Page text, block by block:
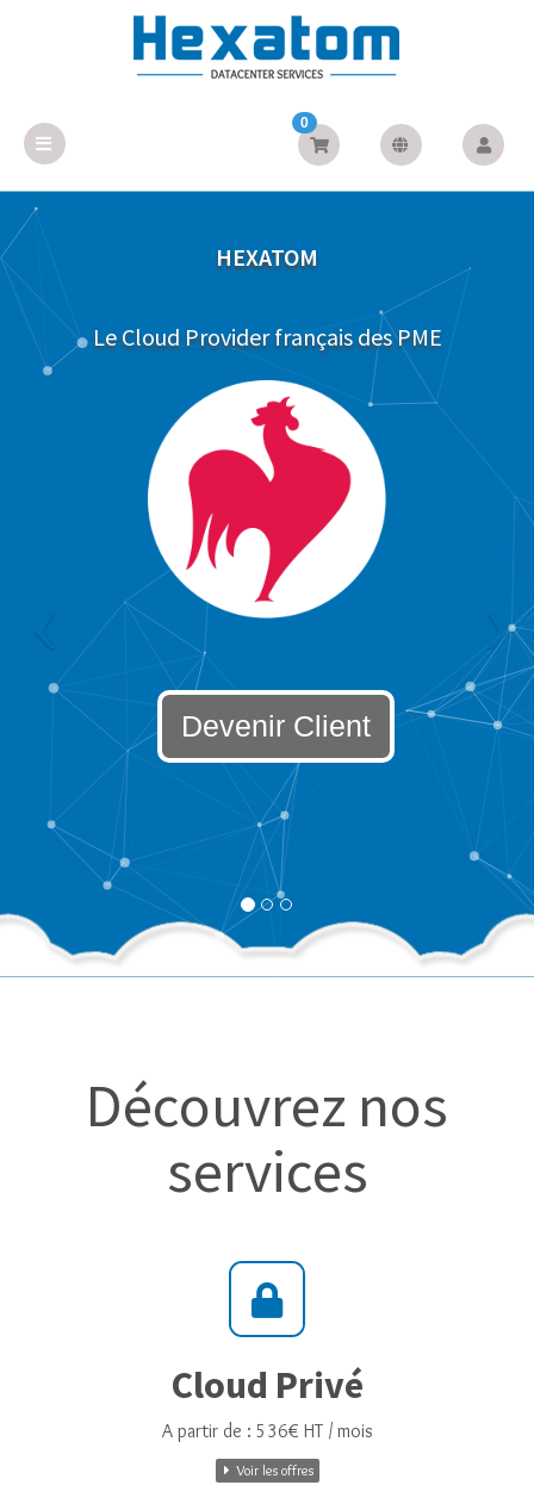
0
HEXATOM
Le Cloud Provider français des PME
Devenir Client
Découvrez nos
services
Cloud Privé
A partir de : 536€ HT / mois
Voir les offres